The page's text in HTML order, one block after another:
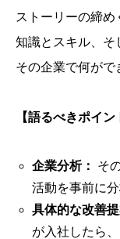
ストーリーの締
知識とスキル、そ
その企業で何がで
【語るべきポイン
企業分析：
そ
活動を事前に分
具体的な改善提
が入社したら